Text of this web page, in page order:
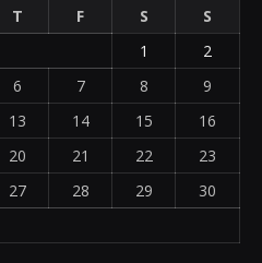
T F S
S
1
2
6 7 8
9
13 14 15
16
20 21 22
23
27 28 29
30